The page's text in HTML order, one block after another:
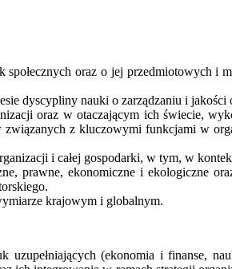
oraz o jej przedmiotowych
dyscypliny nauki o zarządzaniu i
oraz w otaczającym ich świecie,
z kluczowymi funkcjami w
i całej gospodarki, w tym, w
prawne, ekonomiczne i ekologiczne
krajowym i globalnym.
(ekonomia i finanse,